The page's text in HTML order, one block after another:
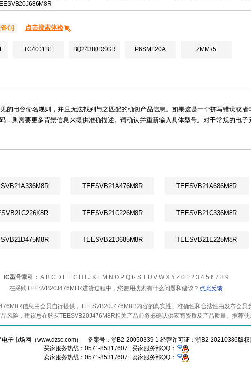
心] 点击搜索体验
TC4001BF BQ24380DSGR P6SMB20A ZMM75
的电容命名规则，并且无法找到与之匹配的确切产品信息。如果这是一个拼写错误或者
则需要更多背景信息来提供准确描述。请确认并重新输入具体型号。对于常规的电
TEESVB21A476M8R TEESVB21A686M8R
TEESVB21C226M8R TEESVB21C336M8R
TEESVB21D685M8R TEESVB21E225M8R
IC型号索引： A B C D E F G H J K L M N O P Q R S T U V W X Y Z 0 1 2 3 4 5 6 7 8 9
在采购TEESVB20J476M8R进货过程中，您使用搜索有什么问题和建议？ 点此反馈
信息由会员自行提供，TEESVB20J476M8R内容的真实性、准确性和合法性由发布会员
风险，建议您在购买TEESVB20J476M8R相关产品前务必确认供应商资质及产品质量。推荐使
电子市场网（www.dzsc.com） 备案号： 浙B2-20050339-1 经营许可证：浙B2-20210386版权
买家服务热线：0571-85317607 | 买家服务部QQ：
卖家服务热线：0571-85317607 | 卖家服务部QQ：